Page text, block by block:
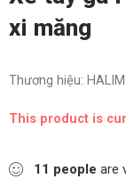
xi măng
Thương hiệu: HALIM.
This product is
11 people are